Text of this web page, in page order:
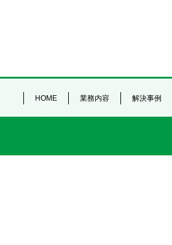
HOME 業務内容 解決事例